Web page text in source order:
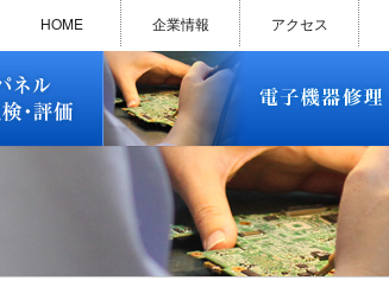
HOME 企業情報 アクセス
修理で延命できる可能性
修理のお申し込みについて
修理実績(PC)
修理実績(PC部品)
修理実績(シーケンサー)
修理実績(インバーター)
修理実績(制御ユニット)
修理実績(モーター)
修理実績(モータードライバー)
修理実績(表示器)
修理実績(電源)
修理実績(マザーボード)
修理実績(基板)
修理実績(その他)
よくあるご質問
メルマガバックナンバー
お問い合わせ